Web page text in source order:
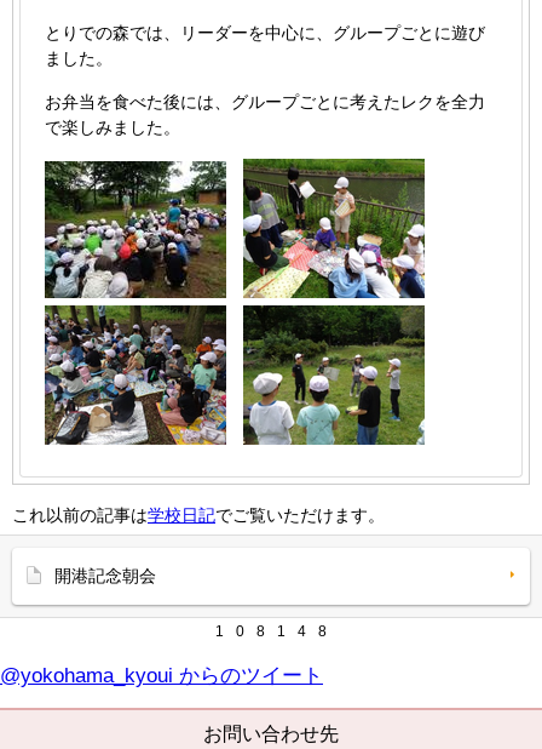
とりでの森では、リーダーを中心に、グループごとに遊び
ました。
お弁当を食べた後には、グループごとに考えたレクを全力
で楽しみました。
これ以前の記事は学校日記でご覧いただけます。
開港記念朝会
1 0 8 1 4 8
@yokohama_kyoui からのツイート
お問い合わせ先